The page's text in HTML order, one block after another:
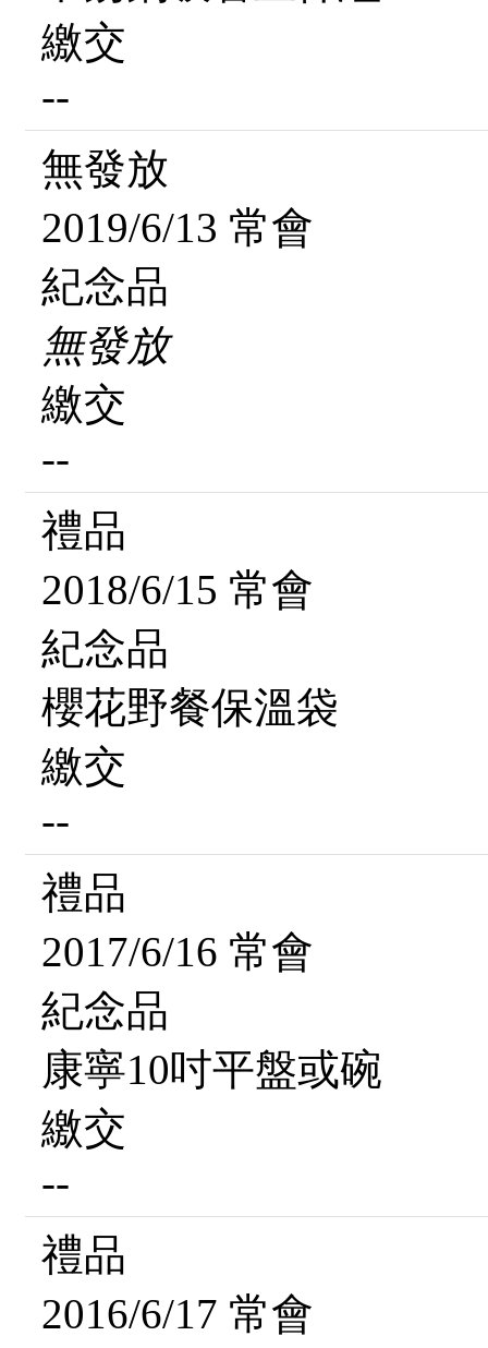
繳交
--
無發放
2019/6/13 常會
紀念品
無發放
繳交
--
禮品
2018/6/15 常會
紀念品
櫻花野餐保溫袋
繳交
--
禮品
2017/6/16 常會
紀念品
康寧10吋平盤或碗
繳交
--
禮品
2016/6/17 常會